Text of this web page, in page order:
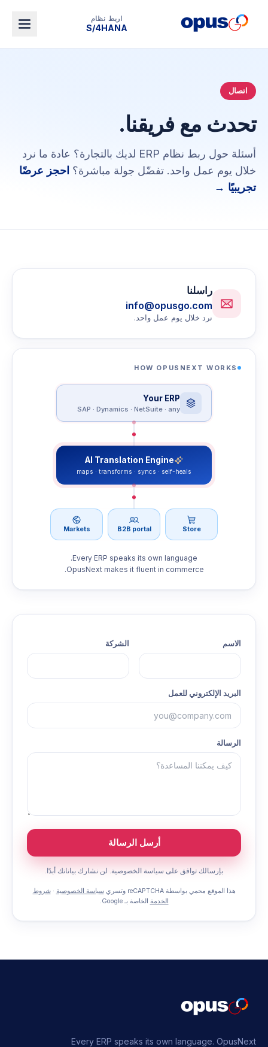
اربط نظام
S/4HANA
اتصال
تحدث مع فريقنا.
أسئلة حول ربط نظام ERP لديك بالتجارة؟ عادة ما نرد
خلال يوم عمل واحد. تفضّل جولة مباشرة؟ احجز عرضًا
تجريبيًا →
راسلنا
info@opusgo.com
نرد خلال يوم عمل واحد.
HOW OPUSNEXT WORKS
Your ERP
SAP · Dynamics · NetSuite · any
AI Translation Engine
maps · transforms · syncs · self-heals
Store
B2B portal
Markets
Every ERP speaks its own language.
OpusNext makes it fluent in commerce.
الاسم الشركة
البريد الإلكتروني للعمل
الرسالة
أرسل الرسالة
بإرسالك توافق على سياسة الخصوصية. لن نشارك بياناتك أبدًا.
هذا الموقع محمي بواسطة reCAPTCHA وتسري سياسة الخصوصية ·شروط
الخدمة الخاصة بـ Google.
Every ERP speaks its own language. OpusNext